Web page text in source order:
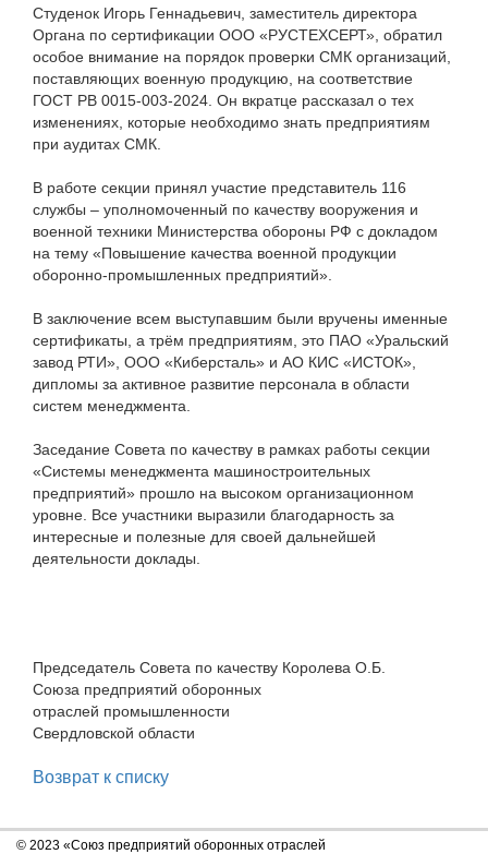
Студенок Игорь Геннадьевич, заместитель директора
Органа по сертификации ООО «РУСТЕХСЕРТ», обратил
особое внимание на порядок проверки СМК организаций,
поставляющих военную продукцию, на соответствие
ГОСТ РВ 0015-003-2024. Он вкратце рассказал о тех
изменениях, которые необходимо знать предприятиям
при аудитах СМК.
В работе секции принял участие представитель 116
службы – уполномоченный по качеству вооружения и
военной техники Министерства обороны РФ с докладом
на тему «Повышение качества военной продукции
оборонно-промышленных предприятий».
В заключение всем выступавшим были вручены именные
сертификаты, а трём предприятиям, это ПАО «Уральский
завод РТИ», ООО «Киберсталь» и АО КИС «ИСТОК»,
дипломы за активное развитие персонала в области
систем менеджмента.
Заседание Совета по качеству в рамках работы секции
«Системы менеджмента машиностроительных
предприятий» прошло на высоком организационном
уровне. Все участники выразили благодарность за
интересные и полезные для своей дальнейшей
деятельности доклады.
Председатель Совета по качеству Королева О.Б.
Союза предприятий оборонных
отраслей промышленности
Свердловской области
Возврат к списку
© 2023 «Союз предприятий оборонных отраслей